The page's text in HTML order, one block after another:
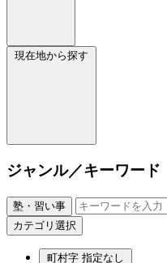
現在地から探す
ジャンル／キーワード
塾・習い事
カテゴリ選択
町村字 指定なし